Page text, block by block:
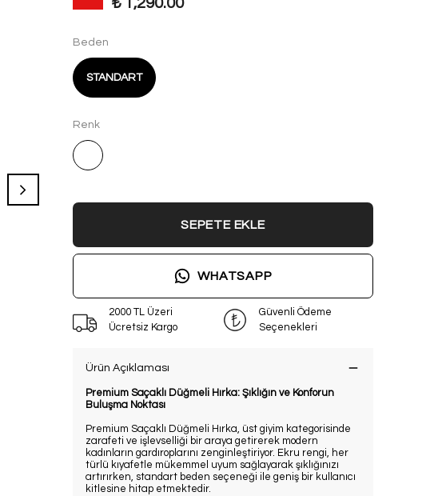
₺ 1,290.00
Beden
STANDART
Renk
SEPETE EKLE
WHATSAPP
2000 TL Üzeri
Ücretsiz Kargo
Güvenli Ödeme
Seçenekleri
Ürün Açıklaması
Premium Saçaklı Düğmeli Hırka: Şıklığın ve Konforun
Buluşma Noktası
Premium Saçaklı Düğmeli Hırka, üst giyim kategorisinde
zarafeti ve işlevselliği bir araya getirerek modern
kadınların gardıroplarını zenginleştiriyor. Ekru rengi, her
türlü kıyafetle mükemmel uyum sağlayarak şıklığınızı
artırırken, standart beden seçeneği ile geniş bir kullanıcı
kitlesine hitap etmektedir.